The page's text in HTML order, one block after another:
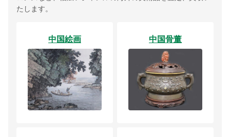
たします。
中国絵画 中国骨董